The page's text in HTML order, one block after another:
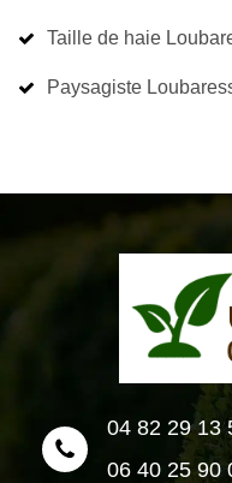
Taille de haie
Paysagiste
04 82 29 13
06 40 25 90